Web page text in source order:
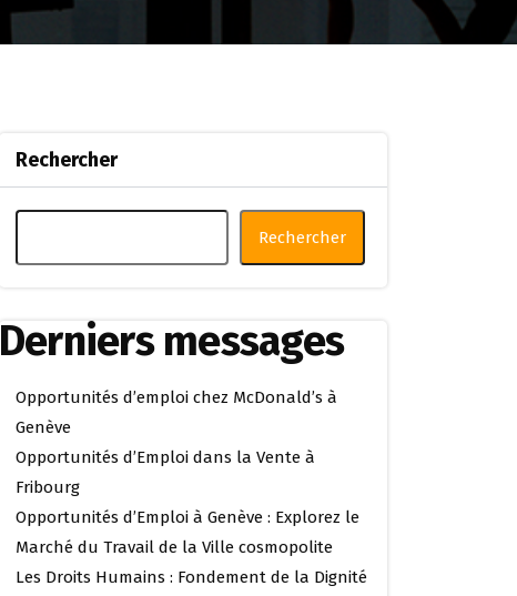
Rechercher
Rechercher
Derniers messages
Opportunités d’emploi chez McDonald’s à
Genève
Opportunités d’Emploi dans la Vente à
Fribourg
Opportunités d’Emploi à Genève : Explorez le
Marché du Travail de la Ville cosmopolite
Les Droits Humains : Fondement de la Dignité